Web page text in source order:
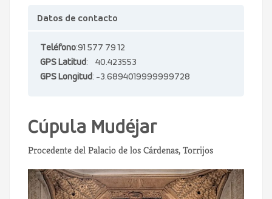
Datos de contacto
Teléfono:91 577 79 12
GPS Latitud: 40.423553
GPS Longitud: -3.6894019999999728
Cúpula Mudéjar
Procedente del Palacio de los Cárdenas, Torrijos